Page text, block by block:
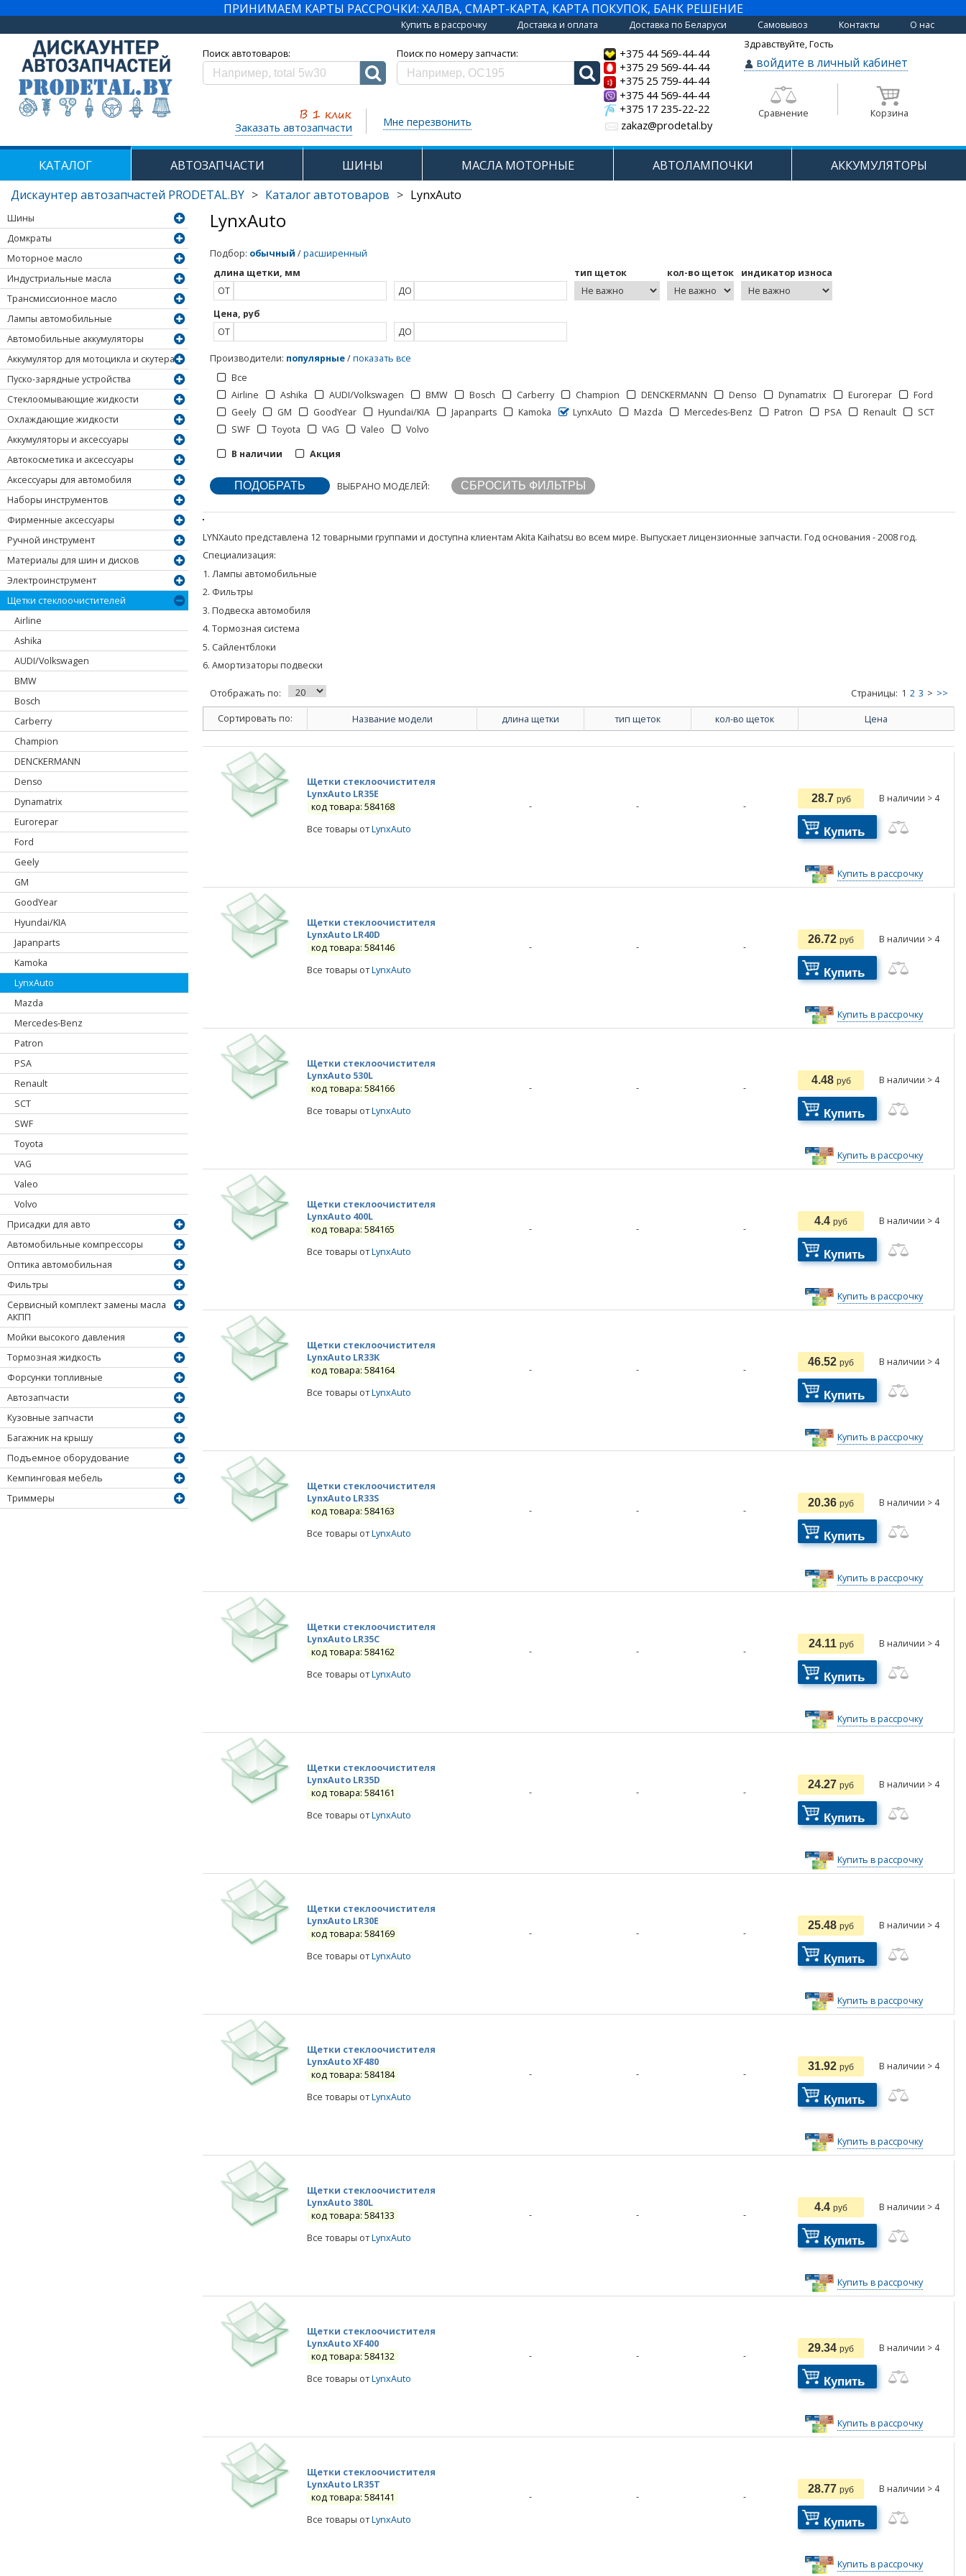
ПРИНИМАЕМ КАРТЫ РАССРОЧКИ: ХАЛВА, СМАРТ-КАРТА, КАРТА ПОКУПОК, БАНК РЕШЕНИЕ
Купить в рассрочку Доставка и оплата Доставка по Беларуси Самовывоз Контакты О нас
Поиск автотоваров: Поиск по номеру запчасти:
Заказать автозапчасти Мне перезвонить
+375 44 569-44-44
+375 29 569-44-44
+375 25 759-44-44
+375 44 569-44-44
+375 17 235-22-22
zakaz@prodetal.by
Здравствуйте, Гость
войдите в личный кабинет
Сравнение Корзина
КАТАЛОГ АВТОЗАПЧАСТИ ШИНЫ МАСЛА МОТОРНЫЕ АВТОЛАМПОЧКИ АККУМУЛЯТОРЫ
Дискаунтер автозапчастей PRODETAL.BY > Каталог автотоваров > LynxAuto
Шины
Домкраты
Моторное масло
Индустриальные масла
Трансмиссионное масло
Лампы автомобильные
Автомобильные аккумуляторы
Аккумулятор для мотоцикла и скутера
Пуско-зарядные устройства
Стеклоомывающие жидкости
Охлаждающие жидкости
Аккумуляторы и аксессуары
Автокосметика и аксессуары
Аксессуары для автомобиля
Наборы инструментов
Фирменные аксессуары
Ручной инструмент
Материалы для шин и дисков
Электроинструмент
Щетки стеклоочистителей
Airline
Ashika
AUDI/Volkswagen
BMW
Bosch
Carberry
Champion
DENCKERMANN
Denso
Dynamatrix
Eurorepar
Ford
Geely
GM
GoodYear
Hyundai/KIA
Japanparts
Kamoka
LynxAuto
Mazda
Mercedes-Benz
Patron
PSA
Renault
SCT
SWF
Toyota
VAG
Valeo
Volvo
Присадки для авто
Автомобильные компрессоры
Оптика автомобильная
Фильтры
Сервисный комплект замены масла
АКПП
Мойки высокого давления
Тормозная жидкость
Форсунки топливные
Автозапчасти
Кузовные запчасти
Багажник на крышу
Подъемное оборудование
Кемпинговая мебель
Триммеры
LynxAuto
Подбор: обычный /расширенный
длина щетки, мм
ОТ
ДО
тип щеток кол-во щеток индикатор износа
Цена, руб
ОТ
ДО
Производители: популярные/показать все
Все
Airline
Ashika AUDI/Volkswagen BMW Bosch Carberry Champion DENCKERMANN Denso Dynamatrix Eurorepar
Ford
Geely
GM GoodYear Hyundai/KIA Japanparts Kamoka LynxAuto Mazda Mercedes-Benz Patron PSA Renault
SCT
SWF
Toyota VAG Valeo
Volvo
В наличии
Акция
ВЫБРАНО МОДЕЛЕЙ:
LYNXauto представлена 12 товарными группами и доступна клиентам Akita Kaihatsu во всем мире. Выпускает лицензионные запчасти. Год основания - 2008 год.
Специализация:
1. Лампы автомобильные
2. Фильтры
3. Подвеска автомобиля
4. Тормозная система
5. Cайлентблоки
6. Амортизаторы подвески
Отображать по: Страницы: 1 2 3 > >>
Сортировать по: Название модели длина щетки тип щеток кол-во щеток Цена
Щетки стеклоочистителя
LynxAuto LR35E
код товара: 584168
Все товары отLynxAuto
- - -
28.7 руб В наличии > 4
Купить
Купить в рассрочку
Щетки стеклоочистителя
LynxAuto LR40D
код товара: 584146
Все товары отLynxAuto
- - -
26.72 руб В наличии > 4
Купить
Купить в рассрочку
Щетки стеклоочистителя
LynxAuto 530L
код товара: 584166
Все товары отLynxAuto
- - -
4.48 руб В наличии > 4
Купить
Купить в рассрочку
Щетки стеклоочистителя
LynxAuto 400L
код товара: 584165
Все товары отLynxAuto
- - -
4.4 руб В наличии > 4
Купить
Купить в рассрочку
Щетки стеклоочистителя
LynxAuto LR33K
код товара: 584164
Все товары отLynxAuto
- - -
46.52 руб В наличии > 4
Купить
Купить в рассрочку
Щетки стеклоочистителя
LynxAuto LR33S
код товара: 584163
Все товары отLynxAuto
- - -
20.36 руб В наличии > 4
Купить
Купить в рассрочку
Щетки стеклоочистителя
LynxAuto LR35C
код товара: 584162
Все товары отLynxAuto
- - -
24.11 руб В наличии > 4
Купить
Купить в рассрочку
Щетки стеклоочистителя
LynxAuto LR35D
код товара: 584161
Все товары отLynxAuto
- - -
24.27 руб В наличии > 4
Купить
Купить в рассрочку
Щетки стеклоочистителя
LynxAuto LR30E
код товара: 584169
Все товары отLynxAuto
- - -
25.48 руб В наличии > 4
Купить
Купить в рассрочку
Щетки стеклоочистителя
LynxAuto XF480
код товара: 584184
Все товары отLynxAuto
- - -
31.92 руб В наличии > 4
Купить
Купить в рассрочку
Щетки стеклоочистителя
LynxAuto 380L
код товара: 584133
Все товары отLynxAuto
- - -
4.4 руб В наличии > 4
Купить
Купить в рассрочку
Щетки стеклоочистителя
LynxAuto XF400
код товара: 584132
Все товары отLynxAuto
- - -
29.34 руб В наличии > 4
Купить
Купить в рассрочку
Щетки стеклоочистителя
LynxAuto LR35T
код товара: 584141
Все товары отLynxAuto
- - -
28.77 руб В наличии > 4
Купить
Купить в рассрочку